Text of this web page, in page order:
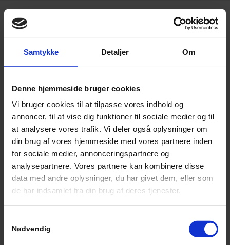
Samtykke Detaljer Om
Denne hjemmeside bruger cookies
Vi bruger cookies til at tilpasse vores indhold og
annoncer, til at vise dig funktioner til sociale medier og til
at analysere vores trafik. Vi deler også oplysninger om
din brug af vores hjemmeside med vores partnere inden
for sociale medier, annonceringspartnere og
analysepartnere. Vores partnere kan kombinere disse
data med andre oplysninger, du har givet dem, eller som
de har indsamlet fra din brug af deres tjenester.
Nødvendig
Vi søger en bogholder!
Efternavn
E-mail
Postnummer
By